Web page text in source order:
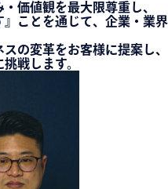
価値観を最大限尊重し、
』ことを通じて、企業・業界
の変革をお客様に提案し、
戦します。